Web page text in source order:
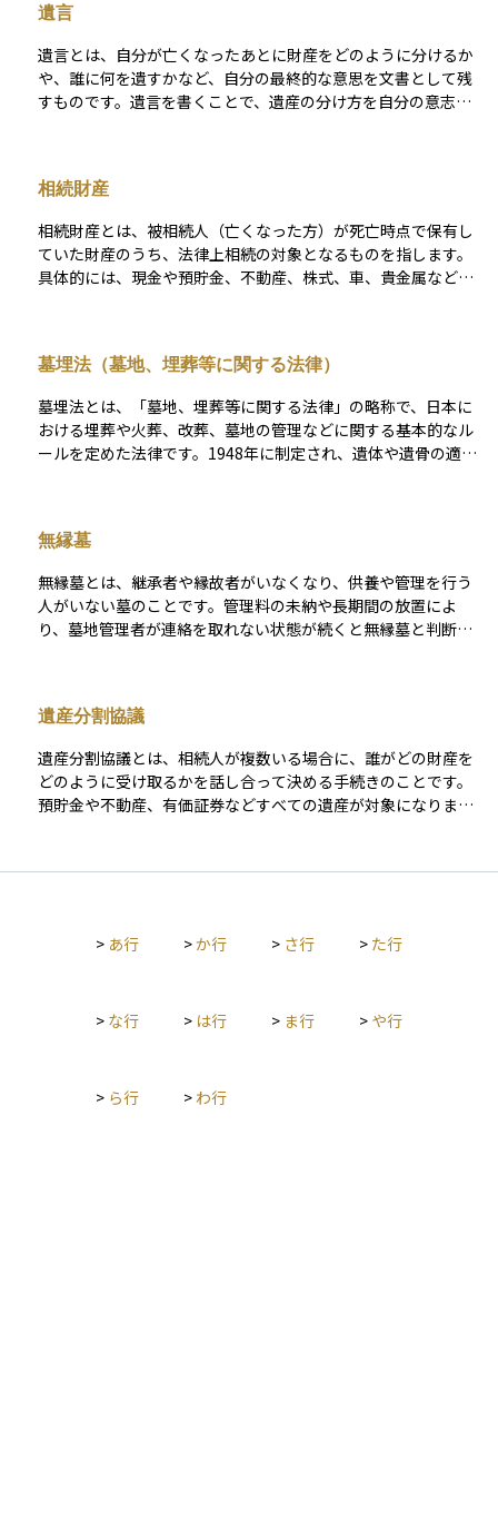
重要な概念であり、相続対策を検討する上で欠かせない要素と
なります。
遺言
遺言とは、自分が亡くなったあとに財産をどのように分けるか
や、誰に何を遺すかなど、自分の最終的な意思を文書として残
すものです。遺言を書くことで、遺産の分け方を自分の意志で
認められる「秘密証書遺言」などいくつかの形式があり、それ
ぞれ法的なルールに従って作成する必要があります。法的に有
効な遺言があれば、その内容は相続において優先されます。資
産運用や相続計画において、遺言は自分の思いを形にし、家族
に円滑に財産を引き継がせるためのとても大切な手段です。
相続財産
相続財産とは、被相続人（亡くなった方）が死亡時点で保有し
ていた財産のうち、法律上相続の対象となるものを指します。
具体的には、現金や預貯金、不動産、株式、車、貴金属などの
務を引き継ぐ「限定承認」や、相続自体を放棄する「相続放
棄」などの選択も可能です。 なお、生命保険金や死亡退職金な
ど、一定の財産は「相続財産」に含まれず、相続税の計算上も
特別な扱いになることがあります。 相続財産を正しく把握する
ことは、遺産分割協議や相続税申告を円滑に進めるうえで、最
墓埋法（墓地、埋葬等に関する法律）
墓埋法とは、「墓地、埋葬等に関する法律」の略称で、日本に
おける埋葬や火葬、改葬、墓地の管理などに関する基本的なル
ールを定めた法律です。1948年に制定され、遺体や遺骨の適正
た、遺骨を別の墓所や納骨施設へ移す改葬には「改葬許可証」
が必要です。墓じまいや永代供養といった現代的な供養形態に
も密接に関連しており、相続や資産整理の際にも重要な法的枠
組みとなります。
無縁墓
無縁墓とは、継承者や縁故者がいなくなり、供養や管理を行う
人がいない墓のことです。管理料の未納や長期間の放置によ
り、墓地管理者が連絡を取れない状態が続くと無縁墓と判断さ
り、将来の墓じまいや相続の課題としても注目されています。
資産管理や終活の一環として、無縁墓化を防ぐための事前対応
が重要です。
遺産分割協議
遺産分割協議とは、相続人が複数いる場合に、誰がどの財産を
どのように受け取るかを話し合って決める手続きのことです。
預貯金や不動産、有価証券などすべての遺産が対象になりま
します。遺言書がない場合や、遺言があっても一部の財産につ
とになります。
> あ行 >か行 > さ行 > た行
> な行 > は行 > ま行 > や行
> ら行 > わ行